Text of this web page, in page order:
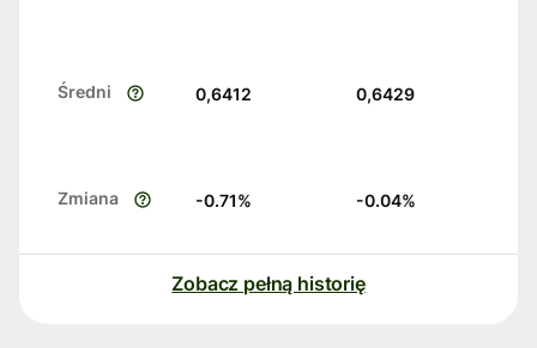
Średni 0,6412 0,6429
Zmiana -0.71% -0.04%
Zobacz pełną historię